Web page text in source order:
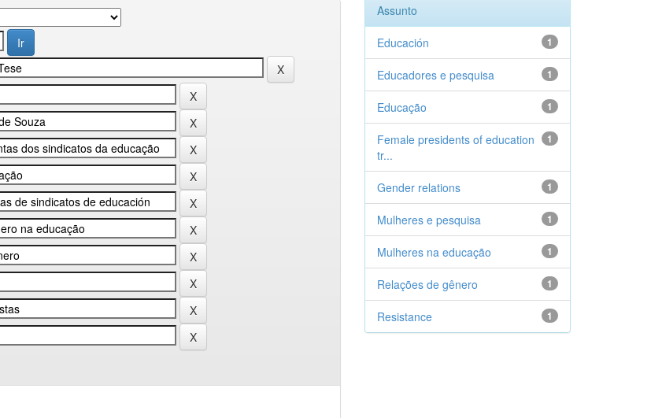
Assunto
1
Educación
1
Educadores e pesquisa
1
Educação
1
Female presidents of education
tr...
1
Gender relations
1
Mulheres e pesquisa
1
Mulheres na educação
1
Relações de gênero
1
Resistance